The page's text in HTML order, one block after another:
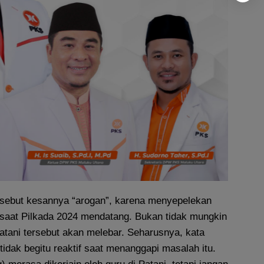
kesannya “arogan”, karena menyepelekan
Pilkada 2024 mendatang. Bukan tidak mungkin
tersebut akan melebar. Seharusnya, kata
begitu reaktif saat menanggapi masalah itu.